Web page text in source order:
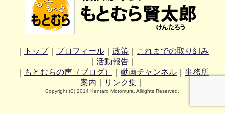
トップ｜ プロフィール｜ 政策｜
これまでの取り組み
活動報告｜
もとむらの声（ブログ） 動画チャンネル｜ 事務所
案内
リンク集｜
Copyright (C) 2014 Kentaro Motomura. Allrights Reserved.